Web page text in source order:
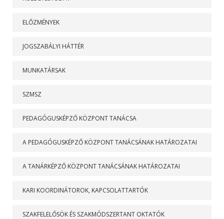
ELŐZMÉNYEK
JOGSZABÁLYI HÁTTÉR
MUNKATÁRSAK
SZMSZ
PEDAGÓGUSKÉPZŐ KÖZPONT TANÁCSA
A PEDAGÓGUSKÉPZŐ KÖZPONT TANÁCSÁNAK HATÁROZATAI
A TANÁRKÉPZŐ KÖZPONT TANÁCSÁNAK HATÁROZATAI
KARI KOORDINÁTOROK, KAPCSOLATTARTÓK
SZAKFELELŐSÖK ÉS SZAKMÓDSZERTANT OKTATÓK